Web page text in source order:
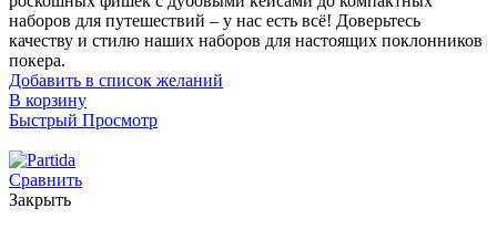
наборов для путешествий – у нас есть всё! Доверьтесь
качеству и стилю наших наборов для настоящих поклонников
покера.
Добавить в список желаний
В корзину
Быстрый Просмотр
Сравнить
Закрыть